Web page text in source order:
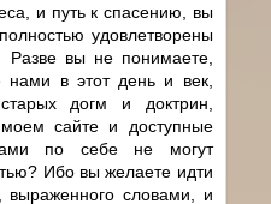
и путь к спасению, вы
удовлетворены
вы не понимаете,
в этот день и век,
догм и доктрин,
сайте и доступные
по себе не могут
Ибо вы желаете идти
выраженного словами, и